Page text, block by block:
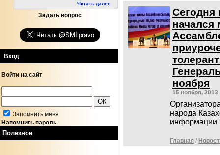
Читать далее
Задать вопрос
Вход
Войти на сайт
Запомнить меня
Напомнить пароль
Полезное
Сегодня
ноября
15 ноября, 2013
народа
информации
Главная /